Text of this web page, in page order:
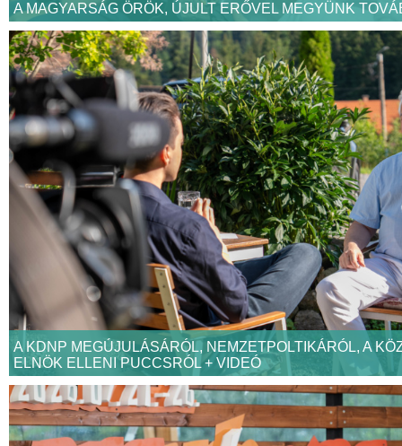
A MAGYARSÁG ÖRÖK, ÚJULT ERŐVEL MEGYÜNK
A KDNP MEGÚJULÁSÁRÓL, NEMZETPOLTIKÁRÓL, A
ELNÖK ELLENI PUCCSRÓL + VIDEÓ